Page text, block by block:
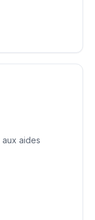
aides